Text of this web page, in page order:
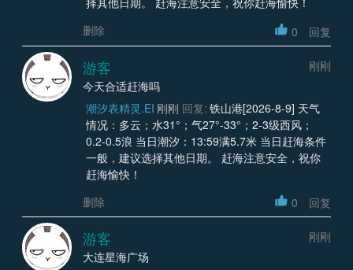
删除
0 回复
游客
刚刚
今天合适赶海吗
潮汐表精灵.EI 刚刚 回复: 铁山港[2026-8-9] 天气
情况：多云；水31°；气27°-33°；2-3级西风；
0.2-0.5浪 当日潮汐：13:59满5.7米 当日赶海条件
一般，建议选择其他日期。 赶海注意安全，祝你
赶海愉快！
删除
0 回复
游客
刚刚
大连星海广场